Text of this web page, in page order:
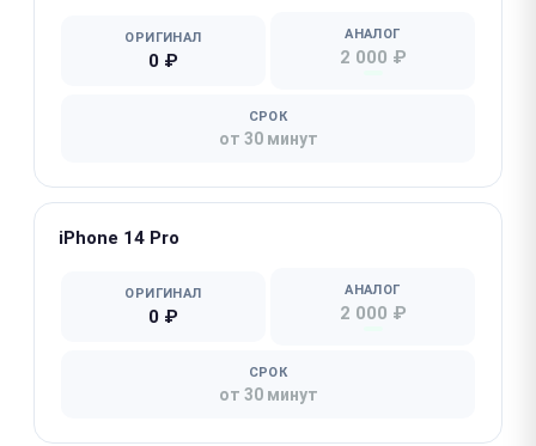
ОРИГИНАЛ
0 ₽
АНАЛОГ
2 000 ₽
СРОК
от 30 минут
iPhone 14 Pro
ОРИГИНАЛ
0 ₽
АНАЛОГ
2 000 ₽
СРОК
от 30 минут